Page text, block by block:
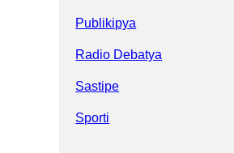
Publikipya
Radio Debatya
Sastipe
Sporti